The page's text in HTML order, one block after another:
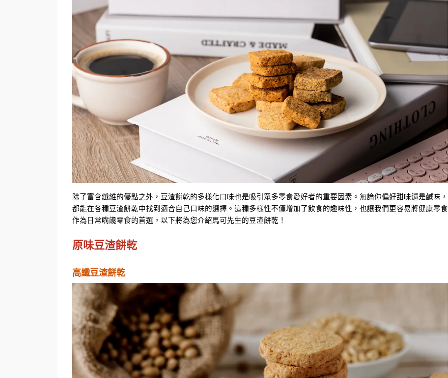
除了富含纖維的優點之外，豆渣餅乾的多樣化口味也是吸引眾多零食愛好者的重要因素。無論你偏好甜味還是鹹味，
都能在各種豆渣餅乾中找到適合自己口味的選擇。這種多樣性不僅增加了飲食的趣味性，也讓我們更容易將健康零食
作為日常嘴饞零食的首選。以下將為您介紹馬可先生的豆渣餅乾！
原味豆渣餅乾
高纖豆渣餅乾